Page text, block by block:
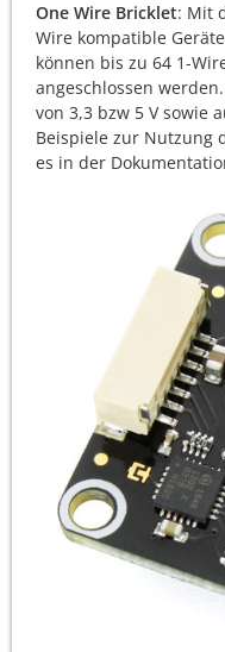
One Wire Bricklet: Mit
Wire kompatible
können bis zu 64 1-
angeschlossen
von 3,3 bzw 5 V sowie
Beispiele zur Nutzung
es in der